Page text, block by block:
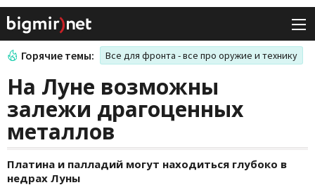
Горячие темы: Все для фронта - все про оружие и технику
На Луне возможны
залежи драгоценных
металлов
Платина и палладий могут находиться глубоко в
недрах Луны